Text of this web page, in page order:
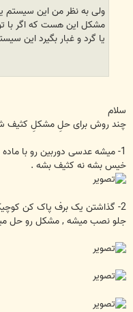
ولی به نظر من این سیستم
مشکل این هست که اگر با
یا گرد و غبار بگیرد این
سلام
چند روش برای حلِ مشکلِ کثیف
1- میشه عدسی دوربین رو با
خیس بشه نه کثیف بشه .
2- گذاشتن یک برف پاک کن
جلو نصب میشه , مشکل رو حل